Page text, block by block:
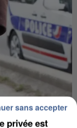
privée est
sans accepter